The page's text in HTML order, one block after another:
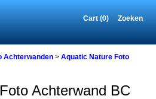
Cart (0) Zoeken
Achterwanden >Aquatic Nature Foto
Achterwand BC